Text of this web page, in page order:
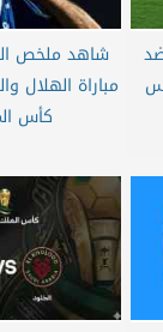
شاهد ملخص
مباراة الهلال
كأس